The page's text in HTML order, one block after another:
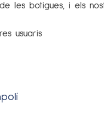
les botigues, i els
usuaris